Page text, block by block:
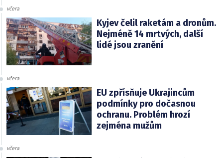
včera
Kyjev čelil raketám a dronům.
Nejméně 14 mrtvých, další
lidé jsou zranění
včera
EU zpřísňuje Ukrajincům
podmínky pro dočasnou
ochranu. Problém hrozí
zejména mužům
včera